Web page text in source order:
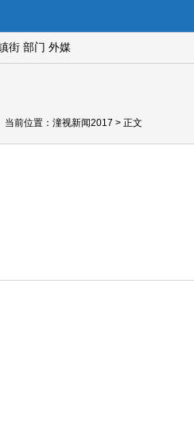
街 部门 外媒
当前位置： 潼视新闻2017 > 正文